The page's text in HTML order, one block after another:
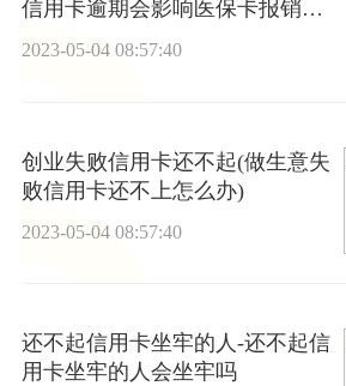
信用卡逾期会影响医保卡报销吗
当前关注
2023-05-04 08:57:40
创业失败信用卡还不起(做生意失
败信用卡还不上怎么办)
2023-05-04 08:57:40
还不起信用卡坐牢的人-还不起信
用卡坐牢的人会坐牢吗